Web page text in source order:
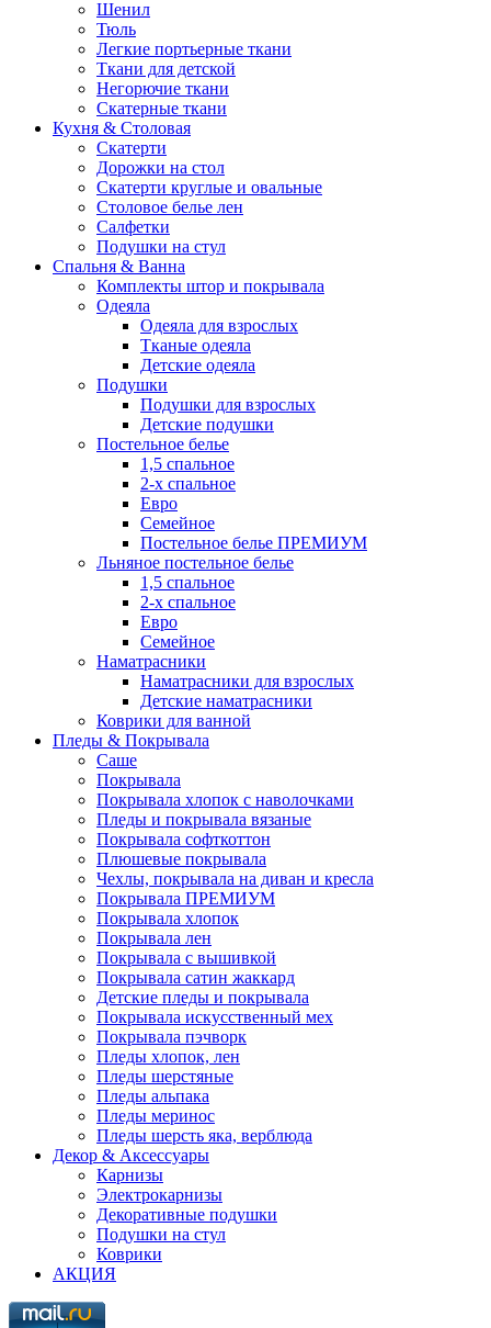
Шенил
Тюль
Легкие портьерные ткани
Ткани для детской
Негорючие ткани
Скатерные ткани
Кухня & Столовая
Скатерти
Дорожки на стол
Скатерти круглые и овальные
Столовое белье лен
Салфетки
Подушки на стул
Спальня & Ванна
Комплекты штор и покрывала
Одеяла
Одеяла для взрослых
Тканые одеяла
Детские одеяла
Подушки
Подушки для взрослых
Детские подушки
Постельное белье
1,5 спальное
2-х спальное
Евро
Семейное
Постельное белье ПРЕМИУМ
Льняное постельное белье
1,5 спальное
2-х спальное
Евро
Семейное
Наматрасники
Наматрасники для взрослых
Детские наматрасники
Коврики для ванной
Пледы & Покрывала
Саше
Покрывала
Покрывала хлопок с наволочками
Пледы и покрывала вязаные
Покрывала софткоттон
Плюшевые покрывала
Чехлы, покрывала на диван и кресла
Покрывала ПРЕМИУМ
Покрывала хлопок
Покрывала лен
Покрывала с вышивкой
Покрывала сатин жаккард
Детские пледы и покрывала
Покрывала искусственный мех
Покрывала пэчворк
Пледы хлопок, лен
Пледы шерстяные
Пледы альпака
Пледы меринос
Пледы шерсть яка, верблюда
Декор & Аксессуары
Карнизы
Электрокарнизы
Декоративные подушки
Подушки на стул
Коврики
АКЦИЯ